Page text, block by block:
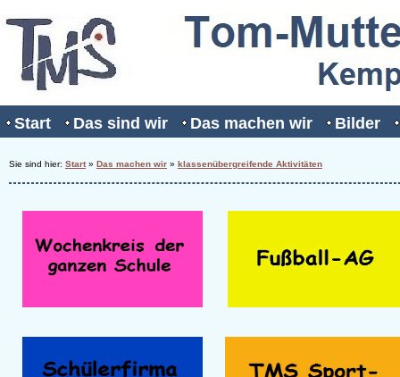
Start Das sind wir Das machen wir Bilder
Sie sind hier: Start» Das machen wir » klassenübergreifende Aktivitäten